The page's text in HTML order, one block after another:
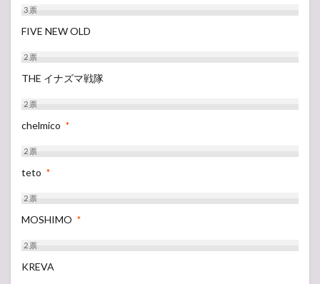
3票
FIVE NEW OLD
2票
THE イナズマ戦隊
2票
chelmico *
2票
teto *
2票
MOSHIMO *
2票
KREVA